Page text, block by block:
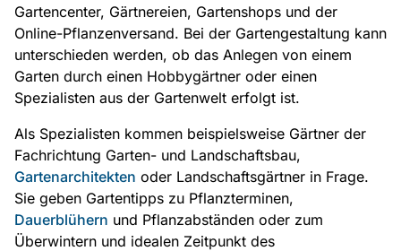
Gartencenter, Gärtnereien, Gartenshops und der
Online-Pflanzenversand. Bei der Gartengestaltung kann
unterschieden werden, ob das Anlegen von einem
Garten durch einen Hobbygärtner oder einen
Spezialisten aus der Gartenwelt erfolgt ist.
Als Spezialisten kommen beispielsweise Gärtner der
Fachrichtung Garten- und Landschaftsbau,
Gartenarchitekten oder Landschaftsgärtner in Frage.
Sie geben Gartentipps zu Pflanzterminen,
Dauerblühern und Pflanzabständen oder zum
Überwintern und idealen Zeitpunkt des